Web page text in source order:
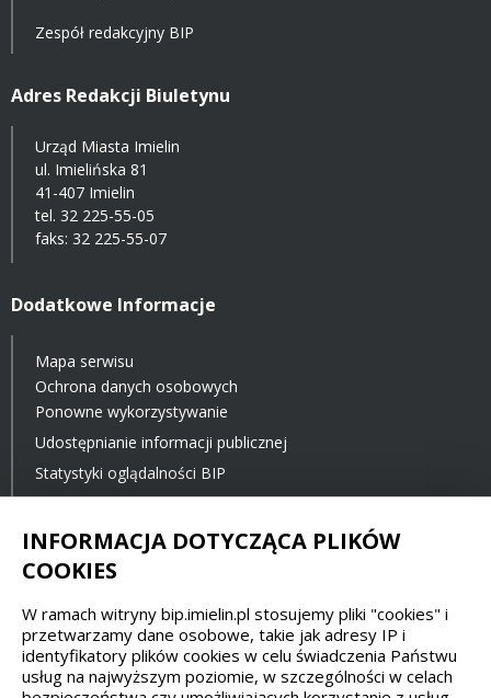
Zespół redakcyjny BIP
Adres Redakcji Biuletynu
Urząd Miasta Imielin
ul. Imielińska 81
41-407 Imielin
tel. 32 225-55-05
faks: 32 225-55-07
Dodatkowe Informacje
Mapa serwisu
Ochrona danych osobowych
Ponowne wykorzystywanie
Udostępnianie informacji publicznej
Statystyki oglądalności BIP
Ostatnia aktualizacja BIP: 23.11.2021 12:00
Spełniamy standardy dostępności oraz W3C
WCAG 2.1 SECTION 508 EAA/EN 301549
IS 5568
INFORMACJA DOTYCZĄCA PLIKÓW
COOKIES
W ramach witryny bip.imielin.pl stosujemy pliki "cookies" i
przetwarzamy dane osobowe, takie jak adresy IP i
identyfikatory plików cookies w celu świadczenia Państwu
usług na najwyższym poziomie, w szczególności w celach